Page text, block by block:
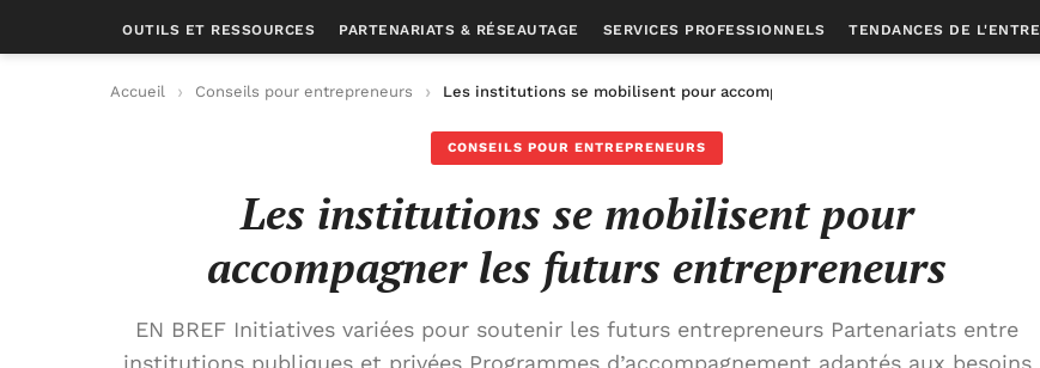
OUTILS ET RESSOURCES PARTENARIATS & RÉSEAUTAGE SERVICES PROFESSIONNELS TENDANCES DE
Accueil Conseils pour entrepreneurs Les institutions se mobilisent pour accompagner les futurs entrepreneurs
CONSEILS POUR ENTREPRENEURS
Les institutions se mobilisent pour
accompagner les futurs entrepreneurs
EN BREF Initiatives variées pour soutenir les futurs entrepreneurs Partenariats entre
institutions publiques et privées Programmes d’accompagnement adaptés aux besoins